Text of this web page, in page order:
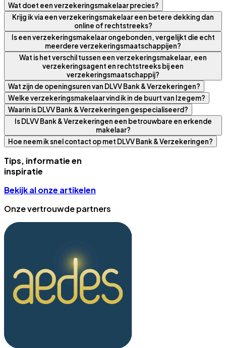
Wat doet een verzekeringsmakelaar precies?
Krijg ik via een verzekeringsmakelaar een betere dekking dan
online of rechtstreeks?
Is een verzekeringsmakelaar ongebonden, vergelijkt die echt
meerdere verzekeringsmaatschappijen?
Wat is het verschil tussen een verzekeringsmakelaar, een
verzekeringsagent en rechtstreeks bij een
verzekeringsmaatschappij?
Wat zijn de openingsuren van DLVV Bank & Verzekeringen?
Welke verzekeringsmakelaar vind ik in de buurt van Izegem?
Waarin is DLVV Bank & Verzekeringen gespecialiseerd?
Is DLVV Bank & Verzekeringen een betrouwbare en erkende
makelaar?
Hoe neem ik snel contact op met DLVV Bank & Verzekeringen?
Tips, informatie en
inspiratie
Bekijk al onze artikelen
Onze vertrouwde partners